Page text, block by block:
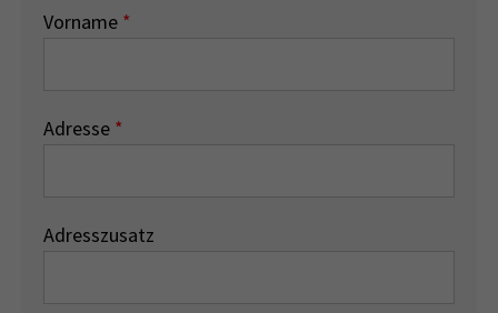
Vorname *
Adresse *
Adresszusatz